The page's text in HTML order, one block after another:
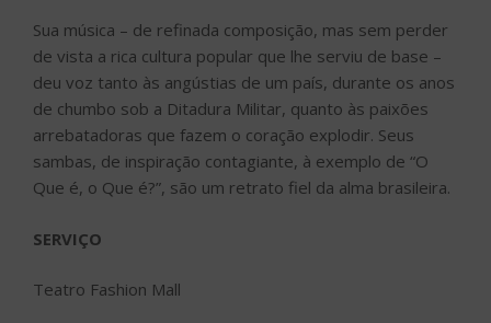
Sua música – de refinada composição, mas sem perder
de vista a rica cultura popular que lhe serviu de base –
deu voz tanto às angústias de um país, durante os anos
de chumbo sob a Ditadura Militar, quanto às paixões
arrebatadoras que fazem o coração explodir. Seus
sambas, de inspiração contagiante, à exemplo de “O
Que é, o Que é?”, são um retrato fiel da alma brasileira.
SERVIÇO
Teatro Fashion Mall